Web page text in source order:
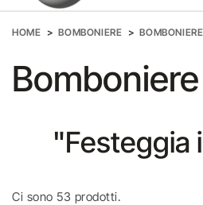
HOME BOMBONIERE
"Festeggia
Ci sono 53 prodotti.